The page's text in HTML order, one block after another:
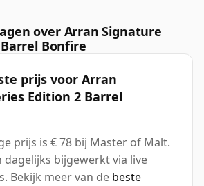
over Arran Signature
Bonfire
prijs voor Arran
Edition 2 Barrel
prijs is € 78 bij Master of Malt.
dagelijks bijgewerkt via live
Bekijk meer van de beste